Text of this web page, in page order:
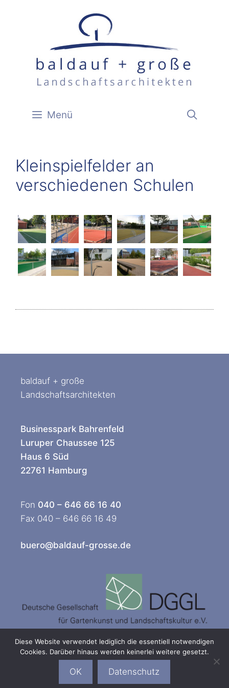
Menü
Kleinspielfelder an
verschiedenen Schulen
baldauf + große
Landschaftsarchitekten
Businesspark Bahrenfeld
Luruper Chaussee 125
Haus 6 Süd
22761 Hamburg
Fon 040 – 646 66 16 40
Fax 040 – 646 66 16 49
buero@baldauf-grosse.de
Impressum
| Datenschutzerklärung
Diese Website verwendet lediglich die essentiell notwendigen
Cookies. Darüber hinaus werden keinerlei weitere gesetzt.
OK Datenschutz